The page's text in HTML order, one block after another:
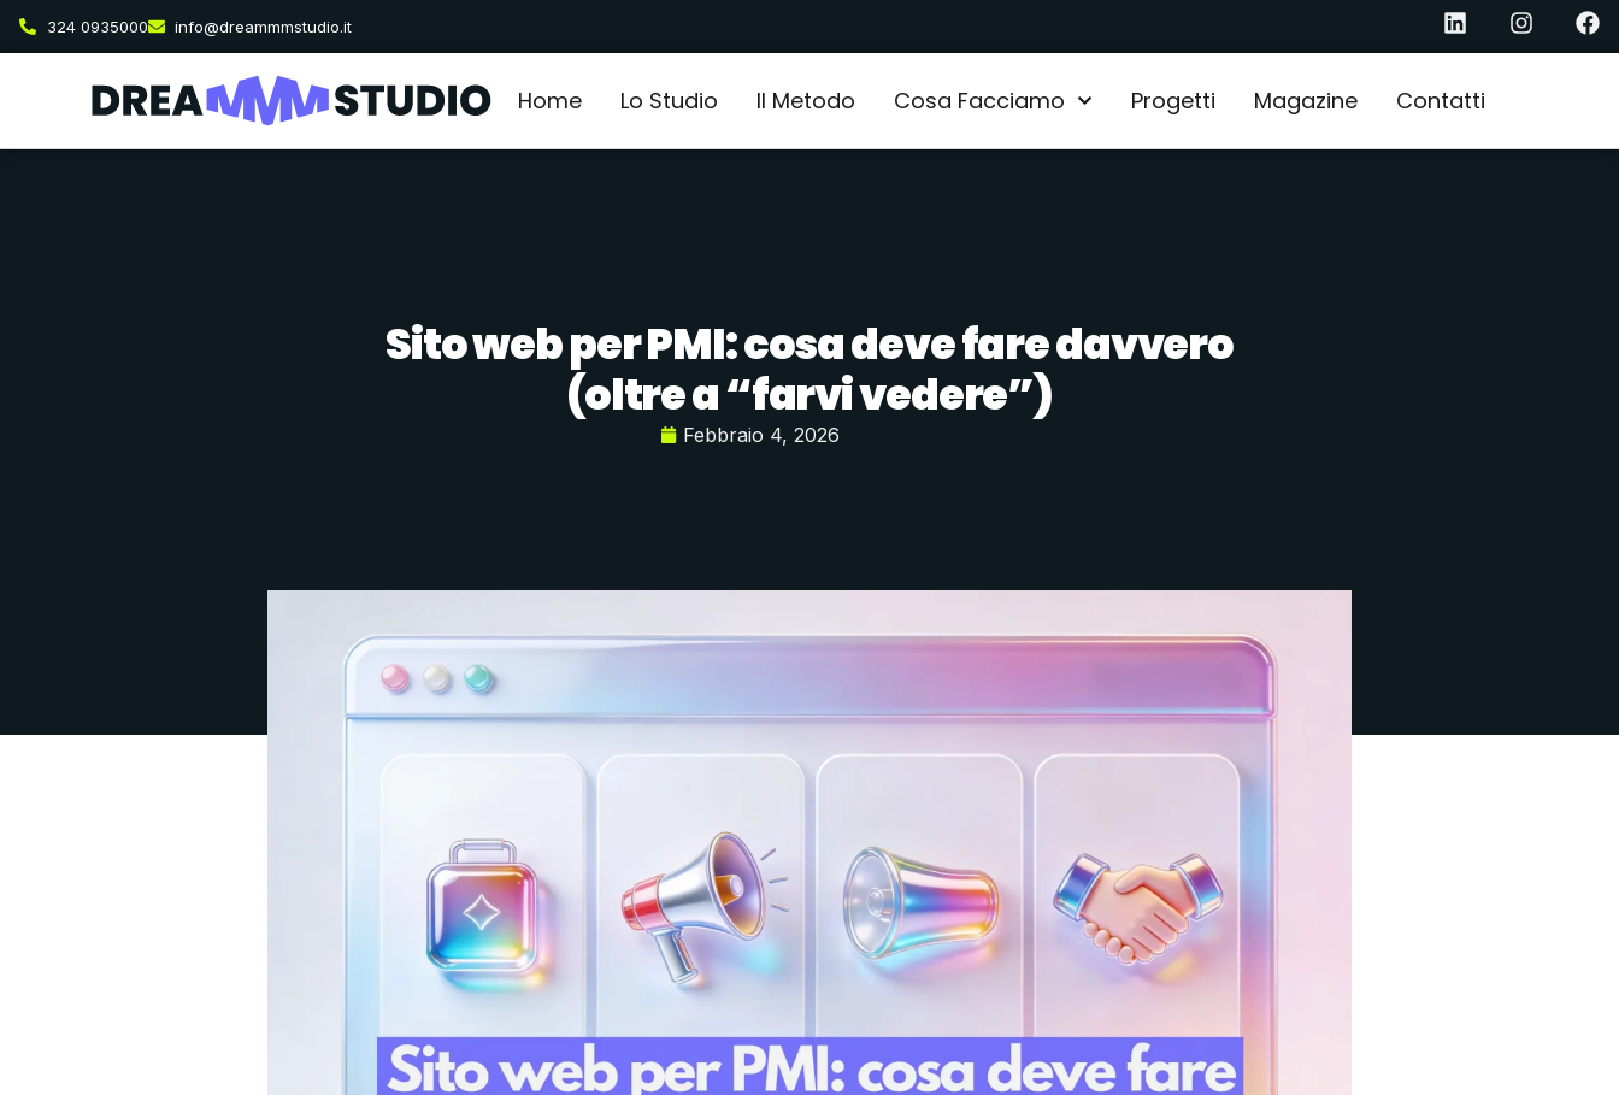
324 0935000 info@dreammmstudio.it
Home Lo Studio Il Metodo Cosa Facciamo Progetti Magazine Contatti
Sito web per PMI: cosa deve fare davvero
(oltre a “farvi vedere”)
Febbraio 4, 2026